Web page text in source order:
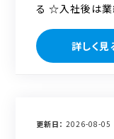
る ☆入社後は業
詳しく見
更新日 2026-08-05